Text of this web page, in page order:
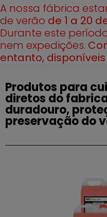
A nossa fábrica
de verão de 1 a 20
Durante este
nem expedições.
entanto,
Produtos para
diretos do
duradouro,
preservação do